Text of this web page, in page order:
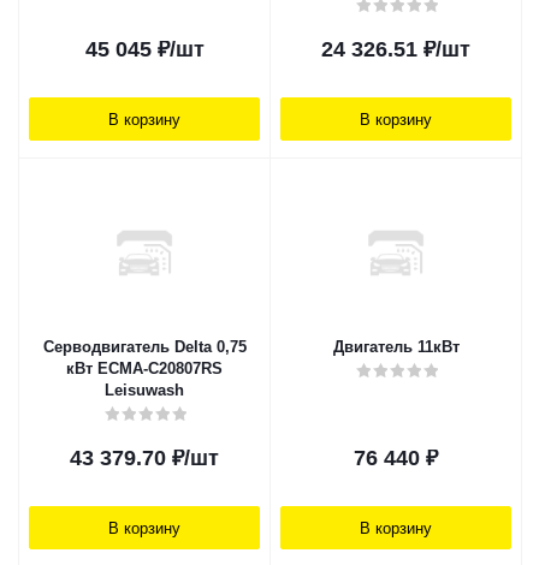
45 045₽/шт
В корзину
24 326.51 ₽/шт
В корзину
Серводвигатель Delta 0,75
кВт ECMA-C20807RS
Leisuwash
43 379.70 ₽/шт
В корзину
Двигатель 11кВт
76 440 ₽
В корзину